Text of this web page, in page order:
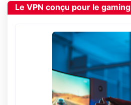
Le VPN conçu pour le gaming